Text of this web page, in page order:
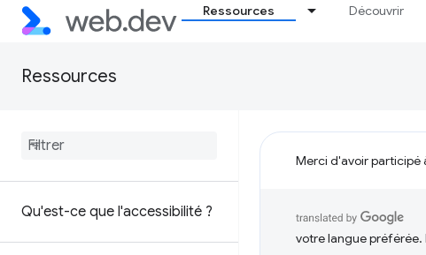
Ressources Découvrir
Ressources
Qu'est-ce que l'accessibilité ?
Merci d'avoir participé
votre langue préférée.